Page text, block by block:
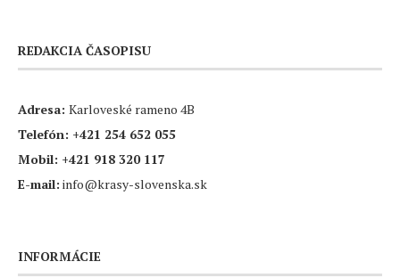
REDAKCIA ČASOPISU
Adresa: Karloveské rameno 4B
Telefón: +421 254 652 055
Mobil: +421 918 320 117
E-mail: info@krasy-slovenska.sk
INFORMÁCIE